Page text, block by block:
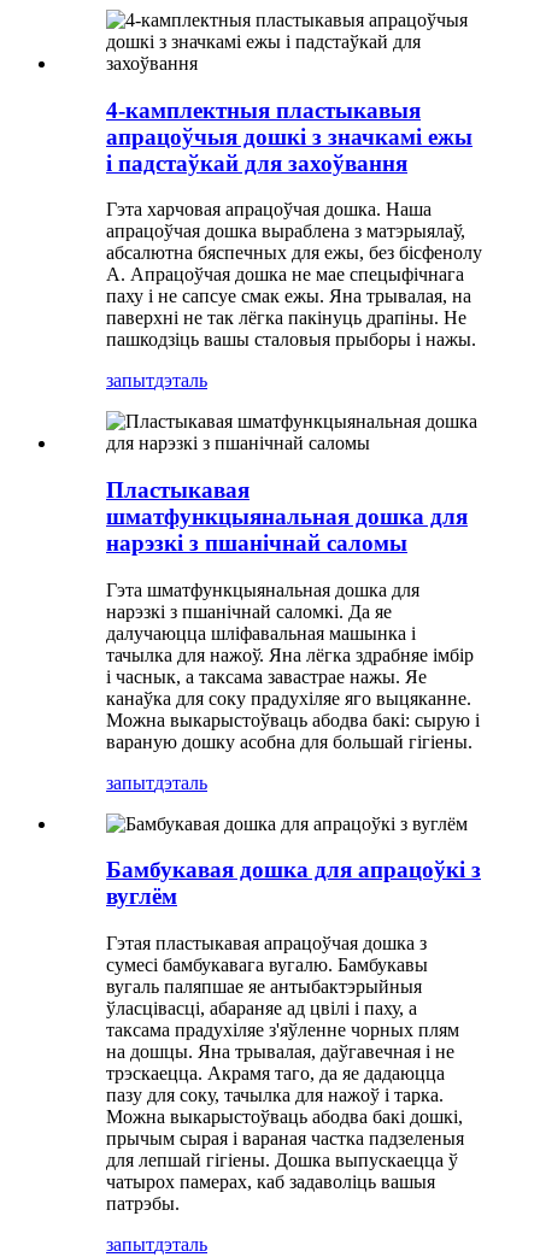
4-камплектныя пластыкавыя
апрацоўчыя дошкі з значкамі ежы
і падстаўкай для захоўвання
Гэта харчовая апрацоўчая дошка. Наша
апрацоўчая дошка выраблена з матэрыялаў,
абсалютна бяспечных для ежы, без бісфенолу
А. Апрацоўчая дошка не мае спецыфічнага
паху і не сапсуе смак ежы. Яна трывалая, на
паверхні не так лёгка пакінуць драпіны. Не
пашкодзіць вашы сталовыя прыборы і нажы.
запытдэталь
Пластыкавая
шматфункцыянальная дошка для
нарэзкі з пшанічнай саломы
Гэта шматфункцыянальная дошка для
нарэзкі з пшанічнай саломкі. Да яе
далучаюцца шліфавальная машынка і
тачылка для нажоў. Яна лёгка здрабняе імбір
і часнык, а таксама завастрае нажы. Яе
канаўка для соку прадухіляе яго выцяканне.
Можна выкарыстоўваць абодва бакі: сырую і
вараную дошку асобна для большай гігіены.
запытдэталь
Бамбукавая дошка для апрацоўкі з
вуглём
Гэтая пластыкавая апрацоўчая дошка з
сумесі бамбукавага вугалю. Бамбукавы
вугаль паляпшае яе антыбактэрыйныя
ўласцівасці, абараняе ад цвілі і паху, а
таксама прадухіляе з'яўленне чорных плям
на дошцы. Яна трывалая, даўгавечная і не
трэскаецца. Акрамя таго, да яе дадаюцца
пазу для соку, тачылка для нажоў і тарка.
Можна выкарыстоўваць абодва бакі дошкі,
прычым сырая і вараная частка падзеленыя
для лепшай гігіены. Дошка выпускаецца ў
чатырох памерах, каб задаволіць вашыя
патрэбы.
запытдэталь